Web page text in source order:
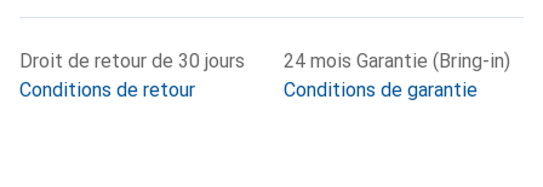
Droit de retour de 30 jours
Conditions de retour
24 mois Garantie (Bring-in)
Conditions de garantie